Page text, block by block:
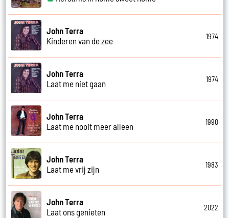
John Terra
Kinderen van de zee
1974
John Terra
Laat me niet gaan
1974
John Terra
Laat me nooit meer alleen
1990
John Terra
Laat me vrij zijn
1983
John Terra
Laat ons genieten
2022